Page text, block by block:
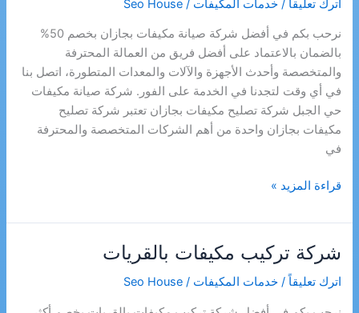
اترك تعليقاً /خدمات المكيفات /
Seo House
نرحب بكم في أفضل شركة صيانة مكيفات بجازان بخصم 50%
بالضمان بالاعتماد على أفضل فريق من العمالة المحترفة
والمتخصصة وأحدث الأجهزة والآلات والمعدات المتطورة، اتصل بنا
في أي وقت لتجدنا في الخدمة على الفور. شركة صيانة مكيفات
حي الجبل شركة تصليح مكيفات بجازان تعتبر شركة تصليح
مكيفات بجازان واحدة من أهم الشركات المتخصصة والمحترفة
في
شركة
مكيفات
بجازان
قراءة المزيد »
شركة تركيب مكيفات بالقريات
اترك تعليقاً /خدمات المكيفات /
Seo House